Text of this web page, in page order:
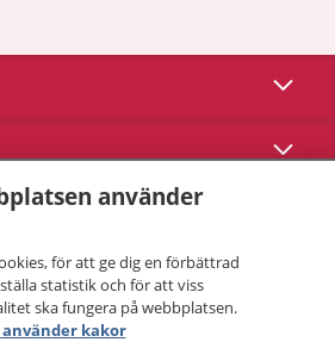
Visa
Visa
använder
för att ge dig en förbättrad
statistik och för att viss
ska fungera på webbplatsen.
kakor